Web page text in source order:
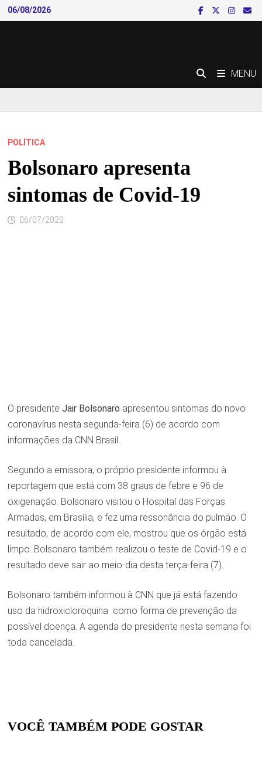
Skip
to
06/08/2026
MENU
POLÍTICA
Bolsonaro apresenta
sintomas de Covid-19
06/07/2020
O presidente Jair Bolsonaro apresentou sintomas do novo
coronavírus nesta segunda-feira (6) de acordo com
informações da CNN Brasil.
Segundo a emissora, o próprio presidente informou à
reportagem que está com 38 graus de febre e 96 de
oxigenação. Bolsonaro visitou o Hospital das Forças
Armadas, em Brasília, e fez uma ressonância do pulmão. O
resultado, de acordo com ele, mostrou que os órgão está
limpo. Bolsonaro também realizou o teste de Covid-19 e o
resultado deve sair ao meio-dia desta terça-feira (7).
Bolsonaro também informou à CNN que já está fazendo
uso da hidroxicloroquina como forma de prevenção da
possível doença. A agenda do presidente nesta semana foi
toda cancelada.
VOCÊ TAMBÉM PODE GOSTAR